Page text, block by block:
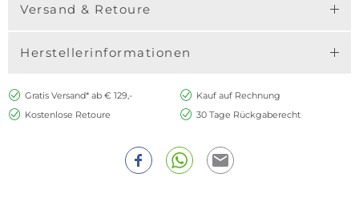
Versand & Retoure
Herstellerinformationen
Gratis Versand* ab € 129,-
Kauf auf Rechnung
Kostenlose Retoure
30 Tage Rückgaberecht